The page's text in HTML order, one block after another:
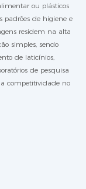
ou plásticos
padrões de higiene e
residem na alta
simples, sendo
de laticínios,
de pesquisa
competitividade no